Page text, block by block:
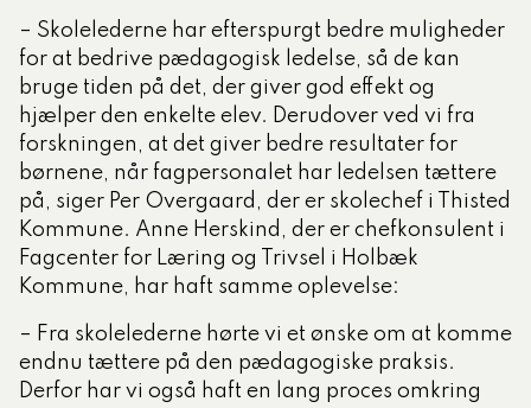
– Skolelederne har efterspurgt bedre muligheder
for at bedrive pædagogisk ledelse, så de kan
bruge tiden på det, der giver god effekt og
hjælper den enkelte elev. Derudover ved vi fra
forskningen, at det giver bedre resultater for
børnene, når fagpersonalet har ledelsen tættere
på, siger Per Overgaard, der er skolechef i Thisted
Kommune. Anne Herskind, der er chefkonsulent i
Fagcenter for Læring og Trivsel i Holbæk
Kommune, har haft samme oplevelse:
– Fra skolelederne hørte vi et ønske om at komme
endnu tættere på den pædagogiske praksis.
Derfor har vi også haft en lang proces omkring